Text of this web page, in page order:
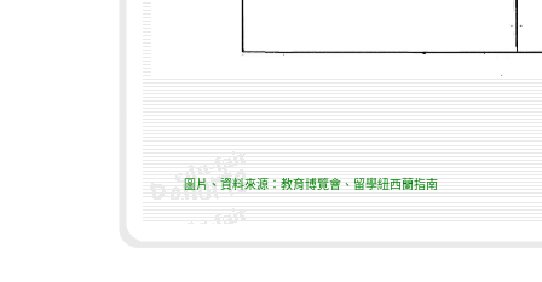
圖片、資料來源：教育博覽會、留學紐西蘭指南